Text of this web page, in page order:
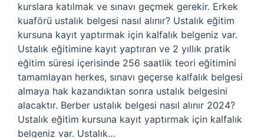
kurslara katılmak ve sınavı geçmek gerekir. Erkek
kuaförü ustalık belgesi nasıl alınır? Ustalık eğitim
kursuna kayıt yaptırmak için kalfalık belgeniz var.
Ustalık eğitimine kayıt yaptıran ve 2 yıllık pratik
eğitim süresi içerisinde 256 saatlik teori eğitimini
tamamlayan herkes, sınavı geçerse kalfalık belgesi
almaya hak kazandıktan sonra ustalık belgesini
alacaktır. Berber ustalık belgesi nasıl alınır 2024?
Ustalık eğitim kursuna kayıt yaptırmak için kalfalık
belgeniz var. Ustalık…